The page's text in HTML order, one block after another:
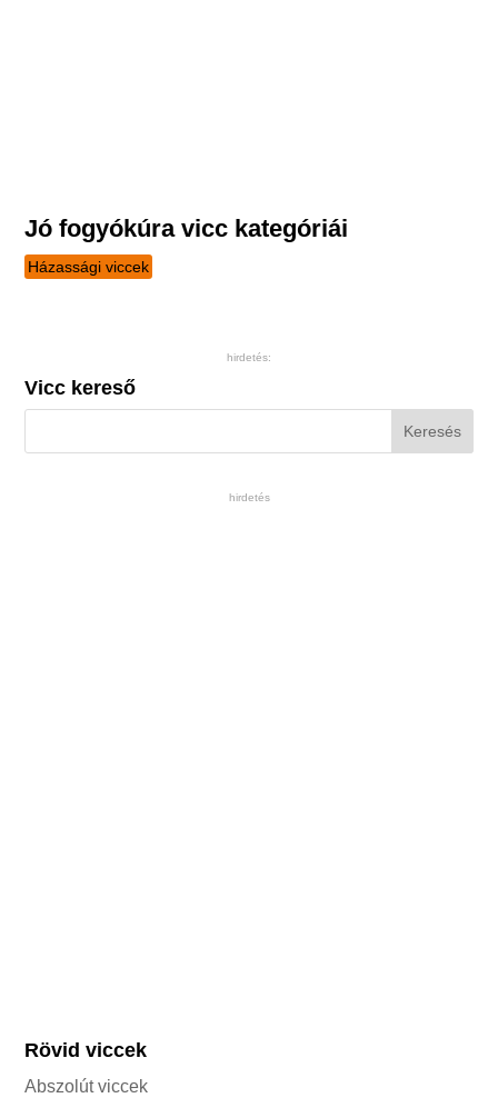
Jó fogyókúra vicc kategóriái
Házassági viccek
hirdetés:
Vicc kereső
hirdetés
Rövid viccek
Abszolút viccek